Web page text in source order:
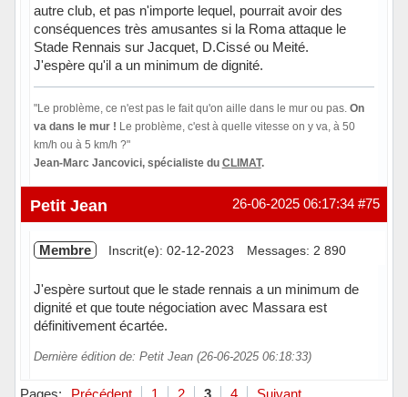
autre club, et pas n'importe lequel, pourrait avoir des
conséquences très amusantes si la Roma attaque le
Stade Rennais sur Jacquet, D.Cissé ou Meité.
J'espère qu'il a un minimum de dignité.
"Le problème, ce n'est pas le fait qu'on aille dans le mur ou pas. On
va dans le mur ! Le problème, c'est à quelle vitesse on y va, à 50
km/h ou à 5 km/h ?"
Jean-Marc Jancovici, spécialiste du CLIMAT.
Hors ligne #75
26-06-2025 06:17:34
Petit Jean
Membre Inscrit(e): 02-12-2023 Messages: 2 890
J'espère surtout que le stade rennais a un minimum de
dignité et que toute négociation avec Massara est
définitivement écartée.
Dernière édition de: Petit Jean (26-06-2025 06:18:33)
Hors ligne
Pages: Précédent 1 2 3 4 Suivant